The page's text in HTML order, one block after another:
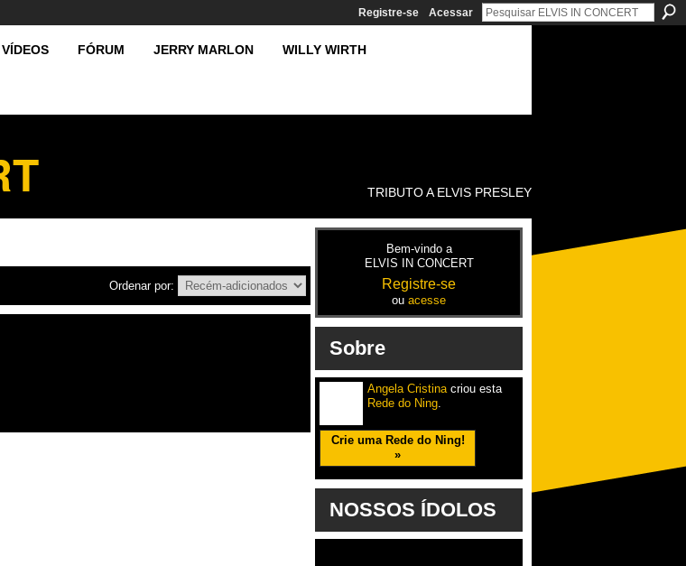
Registre-se Acessar
VÍDEOS FÓRUM JERRY MARLON WILLY WIRTH
TRIBUTO A ELVIS PRESLEY
Ordenar por:
Bem-vindo a
ELVIS IN CONCERT
Registre-se
ou acesse
Sobre
Angela Cristinacriou esta
Rede do Ning.
Crie uma Rede do Ning!
»
NOSSOS ÍDOLOS